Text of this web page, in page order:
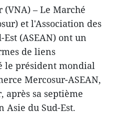
– Le Marché
et l'Association des
(ASEAN) ont un
de liens
le président mondial
Mercosur-ASEAN,
après sa septième
Asie du Sud-Est.